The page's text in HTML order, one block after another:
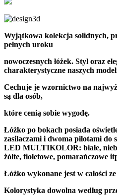
Wyjątkowa kolekcja solidnych,
pełnych uroku
nowoczesnych łóżek. Styl oraz
charakterystyczne naszych
Cechuje je wzornictwo na
są dla osób,
które cenią sobie wygodę.
Łóżko po bokach posiada
zasilaczami i dwoma pilotami do
LED MULTIKOLOR: białe,
żółte, fioletowe, pomarańczowe
Łóżko wykonane jest w całości
Kolorystyka dowolna według